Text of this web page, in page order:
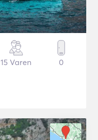
15 Varen 0